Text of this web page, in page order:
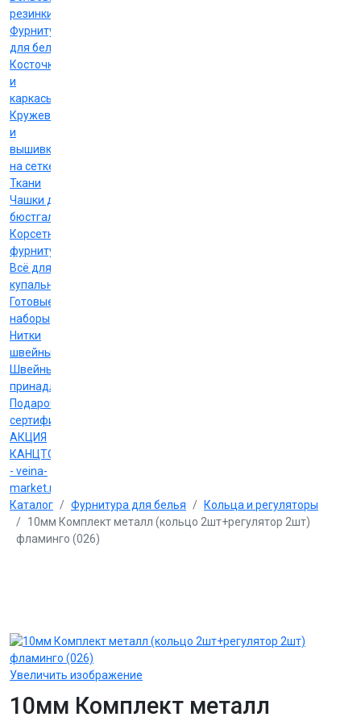
резинки
Фурнитура
для белья
Косточки
и
каркасы
Кружево
и
вышивка
на сетке
Ткани
Чашки для
бюстгальтеров
Корсетная
фурнитура
Всё для
купальников
Готовые
наборы
Нитки
швейные
Швейные
принадлежности
Подарочные
сертификаты
АКЦИЯ
КАНЦТОВАРЫ
- veina-
market.ru
Каталог
Фурнитура для белья
Кольца и регуляторы
10мм Комплект металл (кольцо 2шт+регулятор 2шт)
фламинго (026)
Увеличить изображение
10мм Комплект металл